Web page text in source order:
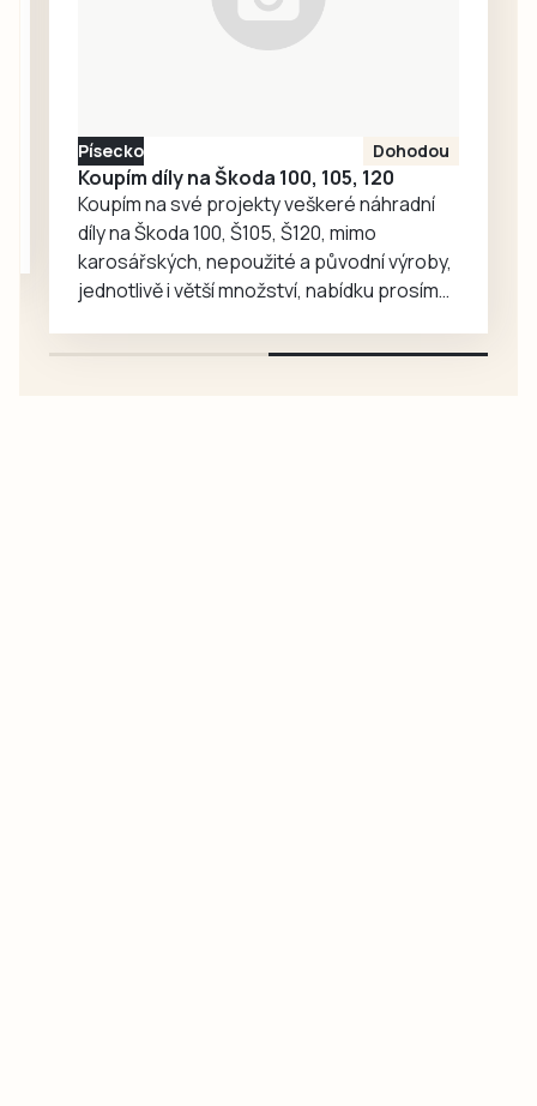
Písecko Dohodou
Koupím díly na Škoda 100, 105, 120
Koupím na své projekty veškeré náhradní
díly na Škoda 100, Š105, Š120, mimo
karosářských, nepoužité a původní výroby,
jednotlivě i větší množství, nabídku prosím